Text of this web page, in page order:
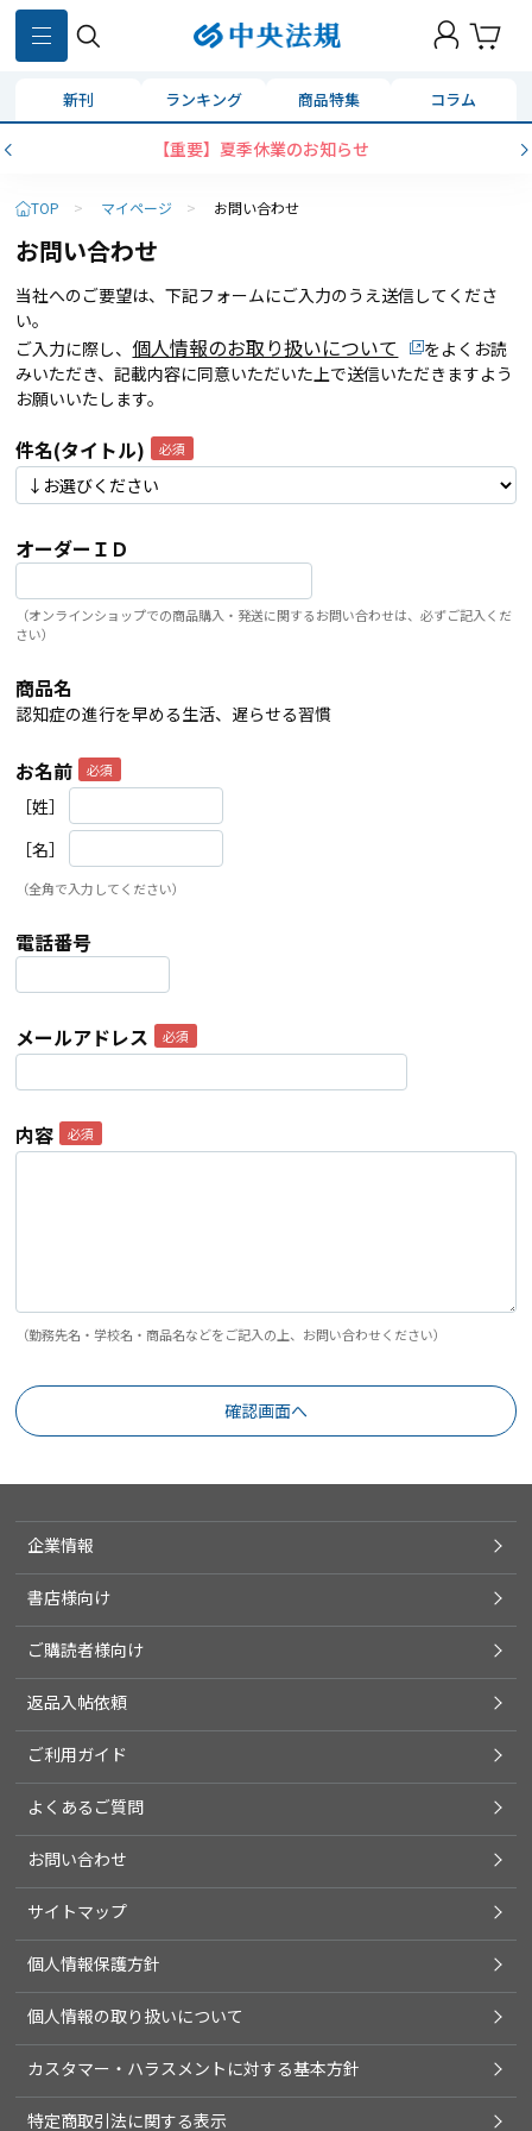
新刊 ランキング 商品特集 コラム
【重要】夏季休業のお知らせ
TOP > マイページ > お問い合わせ
お問い合わせ
当社へのご要望は、下記フォームにご入力のうえ送信してくださ
い。
ご入力に際し、 個人情報のお取り扱いについて
をよくお読
みいただき、記載内容に同意いただいた上で送信いただきますよう
お願いいたします。
件名(タイトル)
オーダーＩＤ
（オンラインショップでの商品購入・発送に関するお問い合わせは、必ずご記入くだ
さい）
商品名
認知症の進行を早める生活、遅らせる習慣
お名前
［姓］
［名］
（全角で入力してください）
電話番号
メールアドレス
内容
（勤務先名・学校名・商品名などをご記入の上、お問い合わせください）
企業情報
書店様向け
ご購読者様向け
返品入帖依頼
ご利用ガイド
よくあるご質問
お問い合わせ
サイトマップ
個人情報保護方針
個人情報の取り扱いについて
カスタマー・ハラスメントに対する基本方針
特定商取引法に関する表示